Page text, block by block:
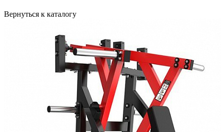
Вернуться к каталогу